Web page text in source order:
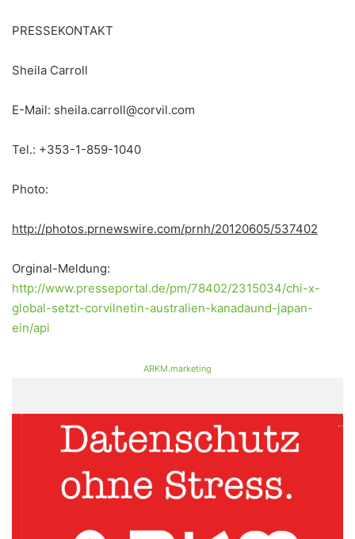
PRESSEKONTAKT
Sheila Carroll
E-Mail: sheila.carroll@corvil.com
Tel.: +353-1-859-1040
Photo:
http://photos.prnewswire.com/prnh/20120605/537402
Orginal-Meldung:
http://www.presseportal.de/pm/78402/2315034/chi-x-
global-setzt-corvilnetin-australien-kanadaund-japan-
ein/api
ARKM.marketing